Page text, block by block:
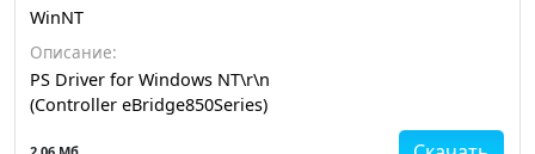
WinNT
Описание:
PS Driver for Windows NT\r\n
(Controller eBridge850Series)